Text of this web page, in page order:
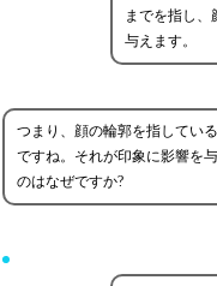
までを指し、
与えます。
つまり、顔の輪郭を指してい
ですね。それが印象に影響を
のはなぜですか?